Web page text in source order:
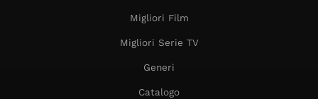
Migliori Film
Migliori Serie TV
Generi
Catalogo